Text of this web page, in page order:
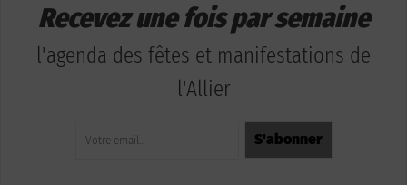
Recevez une fois par semaine
l'agenda des fêtes et manifestations de
l'Allier